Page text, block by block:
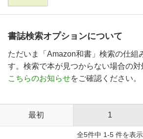
書誌検索オプションについて
ただいま「Amazon和書」検索の仕組
す。検索で本が見つからない場合の
こちらのお知らせをご確認ください。
最初 1
全5件中 1-5 件を表示